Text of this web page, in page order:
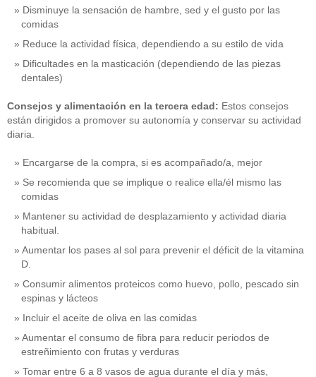
Disminuye la sensación de hambre, sed y el gusto por las
comidas
Reduce la actividad física, dependiendo a su estilo de vida
Dificultades en la masticación (dependiendo de las piezas
dentales)
Consejos y alimentación en la tercera edad: Estos consejos
están dirigidos a promover su autonomía y conservar su actividad
diaria.
Encargarse de la compra, si es acompañado/a, mejor
Se recomienda que se implique o realice ella/él mismo las
comidas
Mantener su actividad de desplazamiento y actividad diaria
habitual.
Aumentar los pases al sol para prevenir el déficit de la vitamina
D.
Consumir alimentos proteicos como huevo, pollo, pescado sin
espinas y lácteos
Incluir el aceite de oliva en las comidas
Aumentar el consumo de fibra para reducir periodos de
estreñimiento con frutas y verduras
Tomar entre 6 a 8 vasos de agua durante el día y más,